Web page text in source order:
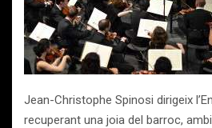
Jean-Christophe Spinosi dirigeix
recuperant una joia del barroc,